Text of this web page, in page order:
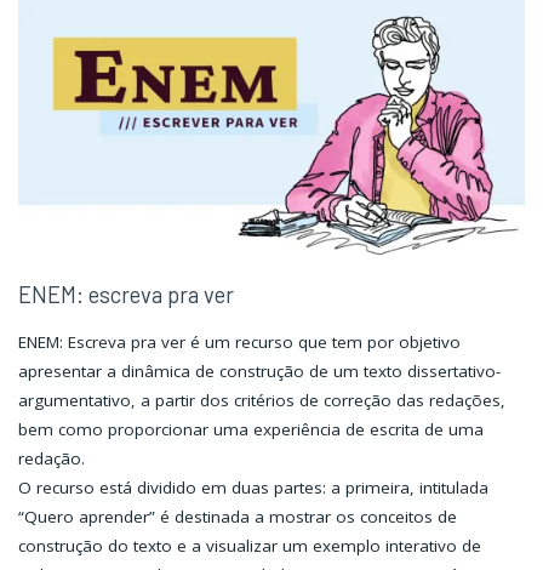
ENEM: escreva pra ver
ENEM: Escreva pra ver é um recurso que tem por objetivo
apresentar a dinâmica de construção de um texto dissertativo-
argumentativo, a partir dos critérios de correção das redações,
bem como proporcionar uma experiência de escrita de uma
redação.
O recurso está dividido em duas partes: a primeira, intitulada
“Quero aprender” é destinada a mostrar os conceitos de
construção do texto e a visualizar um exemplo interativo de